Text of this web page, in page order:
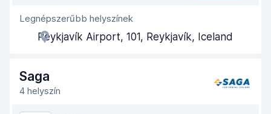
Ügynöki segítőkészség
Az autó átvételéhez szükséges idő
Az autó leadásához szükséges idő
Az autó tisztasága
Legnépszerűbb helyszínek
Reykjavík Airport, 101, Reykjavík, Iceland
Saga
4 helyszín